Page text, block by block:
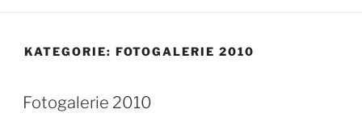
KATEGORIE: FOTOGALERIE 2010
Fotogalerie 2010